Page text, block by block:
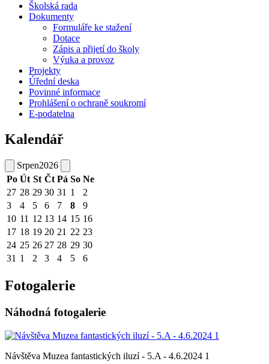
Školská rada
Dokumenty
Formuláře ke stažení
Dotace
Zápis a přijetí do školy
Výuka a provoz
Projekty
Úřední deska
Povinné informace
Prohlášení o ochraně soukromí
E-podatelna
Kalendář
Srpen2026
Po Út St Čt Pá So Ne
27 28 29 30 31 1
2
3
4 5 6 7 8
9
10 11 12 13 14 15 16
17 18 19 20 21 22 23
24 25 26 27 28 29 30
31 1 2 3 4 5 6
Fotogalerie
Náhodná fotogalerie
Návštěva Muzea fantastických iluzí - 5.A - 4.6.2024 1